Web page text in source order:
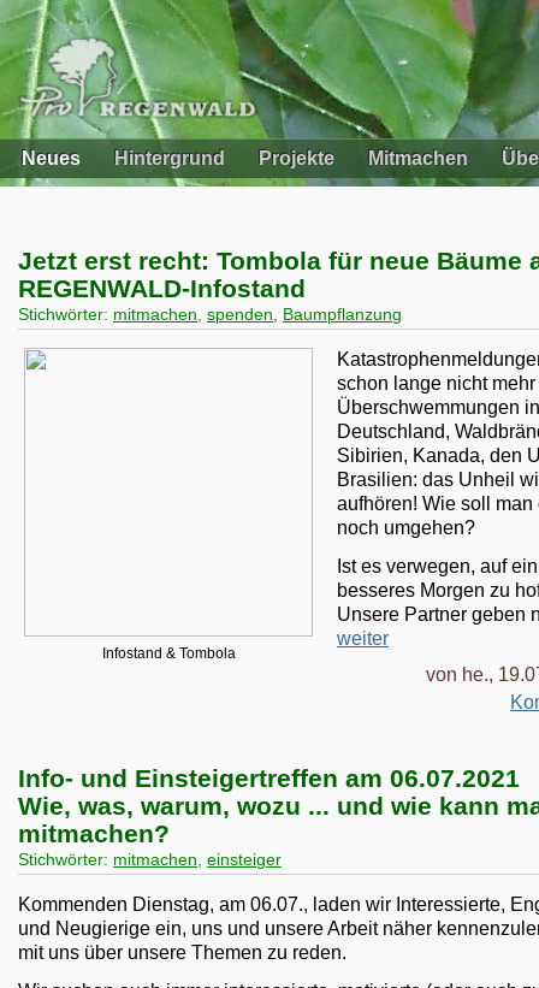
Neues Hintergrund Projekte Mitmachen
Jetzt erst recht: Tombola für neue Bäume
REGENWALD-Infostand
Stichwörter: mitmachen, spenden, Baumpflanzung
Infostand & Tombola
schon lange nicht mehr
Überschwemmungen in
Deutschland,
Sibirien, Kanada, den
Brasilien: das Unheil
aufhören! Wie soll man
noch umgehen?
Ist es verwegen, auf ein
besseres Morgen zu
Unsere Partner geben
weiter
von he.,
Info- und Einsteigertreffen am 06.07.2021
Wie, was, warum, wozu ... und wie kann
mitmachen?
Stichwörter: mitmachen einsteiger
Kommenden Dienstag, am 06.07., laden wir Interessierte,
und Neugierige ein, uns und unsere Arbeit näher
mit uns über unsere Themen zu reden.